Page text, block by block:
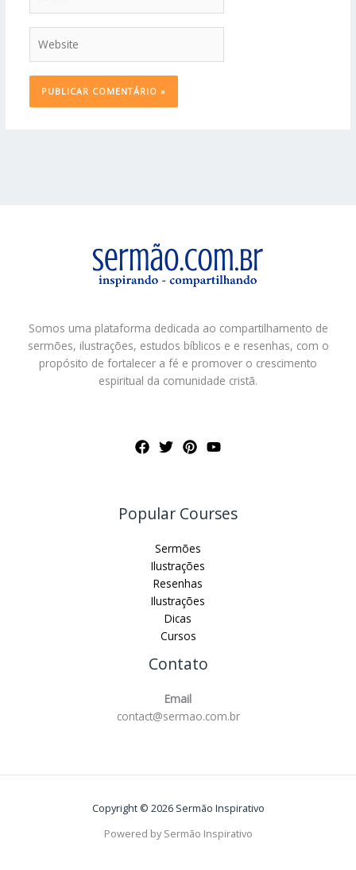
Somos uma plataforma dedicada ao compartilhamento de
sermões, ilustrações, estudos bíblicos e e resenhas, com o
propósito de fortalecer a fé e promover o crescimento
espiritual da comunidade cristã.
Popular Courses
Sermões
Ilustrações
Resenhas
Ilustrações
Dicas
Cursos
Contato
Email
contact@sermao.com.br
Copyright © 2026 Sermão Inspirativo
Powered by Sermão Inspirativo